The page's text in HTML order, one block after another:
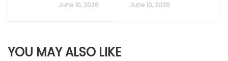
June 10, 2026 June 10, 2026
YOU MAY ALSO LIKE